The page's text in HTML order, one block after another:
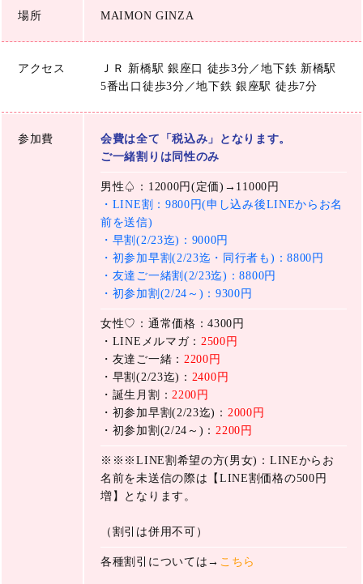
場所 MAIMON GINZA
アクセス
ＪＲ 新橋駅 銀座口 徒歩3分／地下鉄 新橋駅
5番出口徒歩3分／地下鉄 銀座駅 徒歩7分
参加費
会費は全て「税込み」となります。
ご一緒割りは同性のみ
男性♤：12000円(定価)→11000円
・LINE割：9800円(申し込み後LINEからお名
前を送信)
・早割(2/23迄)：9000円
・初参加早割(2/23迄・同行者も)：8800円
・友達ご一緒割(2/23迄)：8800円
・初参加割(2/24～)：9300円
女性♡：通常価格：4300円
・LINEメルマガ： 2500円
・友達ご一緒： 2200円
・早割(2/23迄)： 2400円
・誕生月割： 2200円
・初参加早割(2/23迄)： 2000円
・初参加割(2/24～)： 2200円
※※※LINE割希望の方(男女)：LINEからお
名前を未送信の際は【LINE割価格の500円
増】となります。
（割引は併用不可）
各種割引については→ こちら